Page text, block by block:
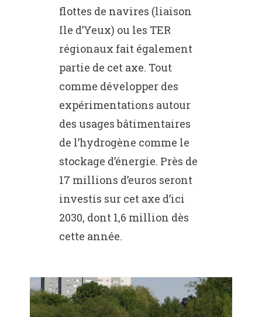
flottes de navires (liaison
Ile d’Yeux) ou les TER
régionaux fait également
partie de cet axe. Tout
comme développer des
expérimentations autour
des usages bâtimentaires
de l’hydrogène comme le
stockage d’énergie. Près de
17 millions d’euros seront
investis sur cet axe d’ici
2030, dont 1,6 million dès
cette année.